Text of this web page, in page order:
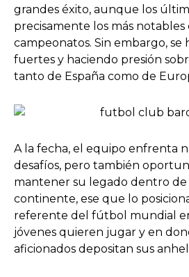
grandes éxito, aunque los
precisamente los más notables
campeonatos. Sin embargo, se
fuertes y haciendo presión
tanto de España como de
A la fecha, el equipo enfrenta
desafíos, pero también
mantener su legado dentro de
continente, ese que lo
referente del fútbol mundial
jóvenes quieren jugar y en
aficionados depositan sus